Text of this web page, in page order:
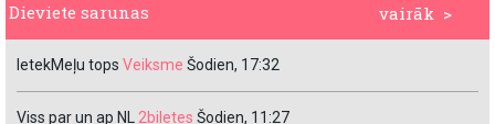
vairāk >
Dieviete sarunas
IetekMeļu tops Veiksme Šodien, 17:32
Viss par un ap NL2biletes Šodien, 11:27